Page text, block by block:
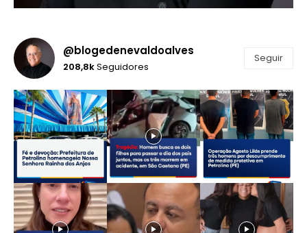
@blogedenevaldoalves
208,8kSeguidores
Seguir